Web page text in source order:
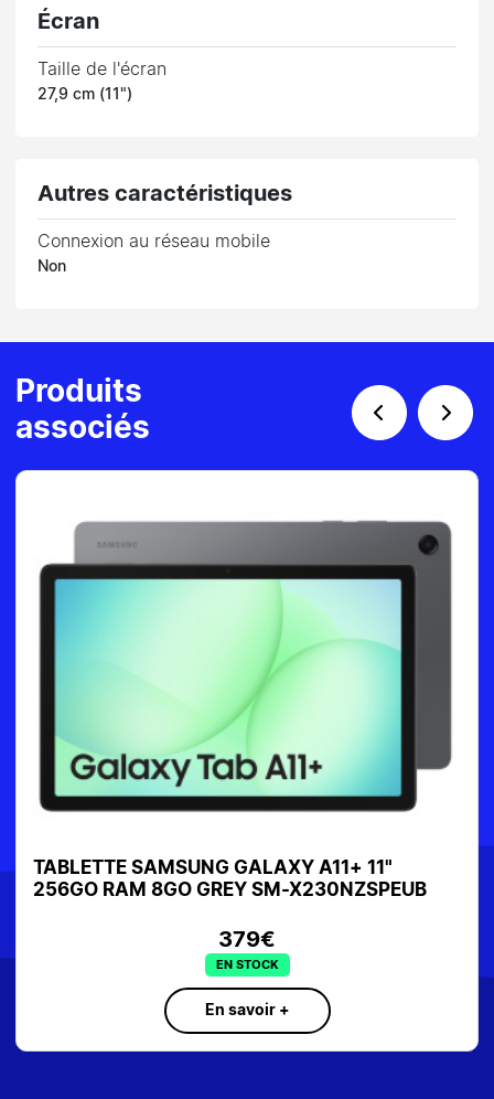
Écran
Taille de l'écran
27,9 cm (11")
Autres caractéristiques
Connexion au réseau mobile
Non
Produits
associés
TABLETTE SAMSUNG GALAXY A11+ 11"
256GO RAM 8GO GREY SM-X230NZSPEUB
379€
EN STOCK
En savoir +